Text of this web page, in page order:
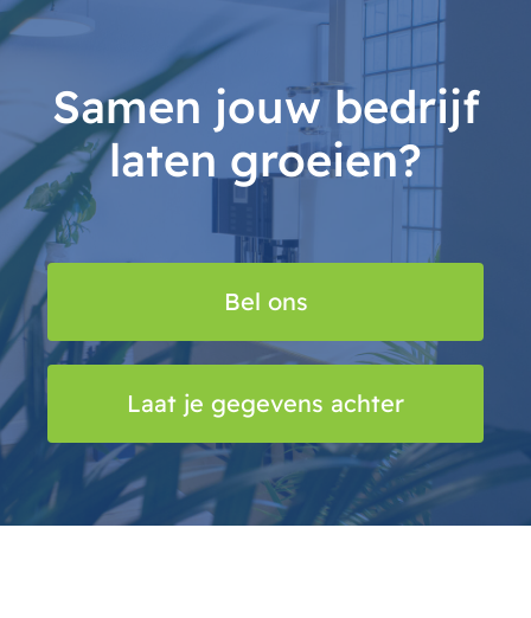
Samen jouw bedrijf
laten groeien?
Bel ons
Laat je gegevens achter